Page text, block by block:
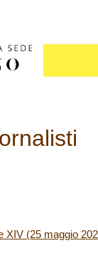
XIV (25 maggio